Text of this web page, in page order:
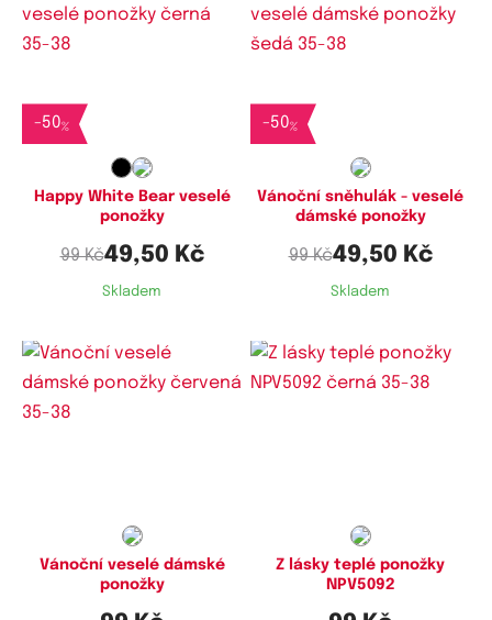
-50%
Happy White Bear veselé
ponožky
99 Kč49,50 Kč
Skladem
-50%
Vánoční sněhulák - veselé
dámské ponožky
99 Kč49,50 Kč
Skladem
Vánoční veselé dámské
ponožky
Z lásky teplé ponožky
NPV5092